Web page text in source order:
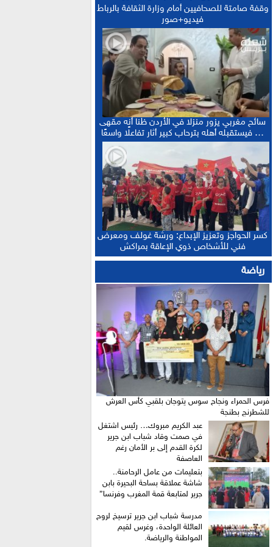
وقفة صامتة للصحافيين أمام وزارة الثقافة بالرباط
فيديو+صور
سائح مغربي يزور منزلا في الأردن ظنا أنه مقهى
… فيستقبله أهله بترحاب كبير أثار تفاعلًا واسعًا
كسر الحواجز وتعزيز الإبداع: ورشة غولف ومعرض
فني للأشخاص ذوي الإعاقة بمراكش
رياضة
فرس الحمراء ونجاح سوس يتوجان بلقبي كأس العرش
للشطرنج بطنجة
عبد الكريم مبروك… رئيس اشتغل
في صمت وقاد شباب ابن جرير
لكرة القدم إلى بر الأمان رغم
العاصفة
بتعليمات من عامل الرحامنة..
شاشة عملاقة بساحة البحيرة بابن
جرير لمتابعة قمة المغرب وفرنسا”
​مدرسة شباب ابن جرير ترسيخ لروح
العائلة الواحدة، وغرس لقيم
المواطنة والرياضة.